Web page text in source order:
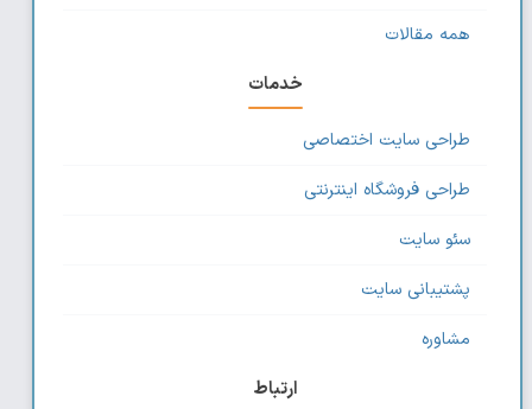
همه مقالات
خدمات
طراحی سایت اختصاصی
طراحی فروشگاه اینترنتی
سئو سایت
پشتیبانی سایت
مشاوره
ارتباط